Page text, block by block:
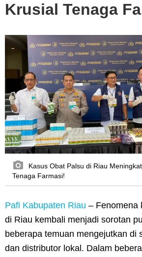
Krusial Tenaga
Kasus Obat Palsu di Riau
Tenaga Farmasi!
Pafi Kabupaten Riau – Fenomena
di Riau kembali menjadi sorotan
beberapa temuan mengejutkan di
dan distributor lokal. Dalam